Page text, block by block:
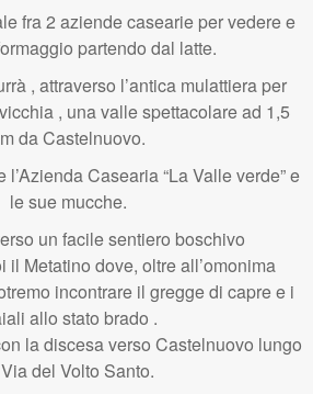
fra 2 aziende casearie per vedere e
partendo dal latte.
, attraverso l’antica mulattiera per
, una valle spettacolare ad 1,5
da Castelnuovo.
Casearia “La Valle verde” e
le sue mucche.
un facile sentiero boschivo
il Metatino dove, oltre all’omonima
incontrare il gregge di capre e i
allo stato brado .
la discesa verso Castelnuovo lungo
del Volto Santo.